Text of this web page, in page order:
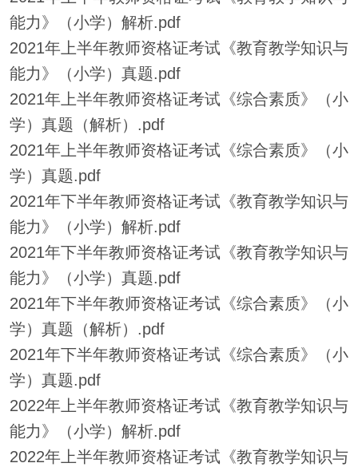
能力》（小学）解析.pdf
2021年上半年教师资格证考试《教育教学知识与
能力》（小学）真题.pdf
2021年上半年教师资格证考试《综合素质》（小
学）真题（解析）.pdf
2021年上半年教师资格证考试《综合素质》（小
学）真题.pdf
2021年下半年教师资格证考试《教育教学知识与
能力》（小学）解析.pdf
2021年下半年教师资格证考试《教育教学知识与
能力》（小学）真题.pdf
2021年下半年教师资格证考试《综合素质》（小
学）真题（解析）.pdf
2021年下半年教师资格证考试《综合素质》（小
学）真题.pdf
2022年上半年教师资格证考试《教育教学知识与
能力》（小学）解析.pdf
2022年上半年教师资格证考试《教育教学知识与